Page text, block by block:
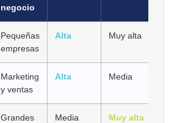
negocio
Pequeñas
empresas
Alta Muy alta
Marketing
y ventas
Alta Media
Grandes
Media Muy alta